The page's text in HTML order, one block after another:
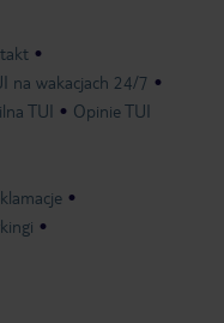
na wakacjach 24/7
TUI Opinie TUI